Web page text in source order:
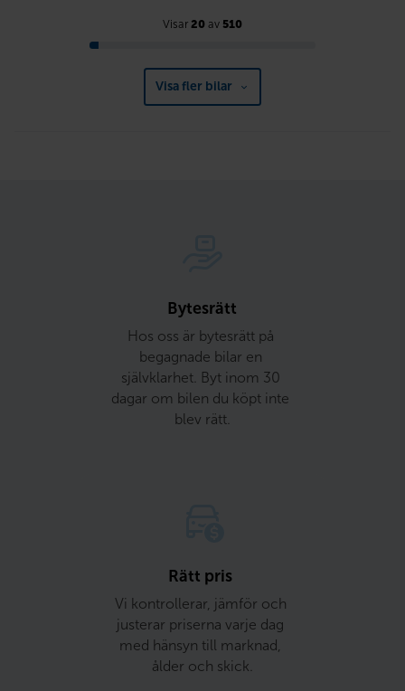
Visar 20 av 510
Visa fler bilar
Bytesrätt
Hos oss är bytesrätt på
begagnade bilar en
självklarhet. Byt inom 30
dagar om bilen du köpt inte
blev rätt.
Rätt pris
Vi kontrollerar, jämför och
justerar priserna varje dag
med hänsyn till marknad,
ålder och skick.